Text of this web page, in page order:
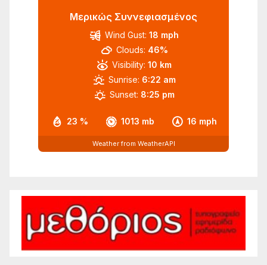
Μερικώς Συννεφιασμένος
23 % 1013 mb 16 mph
Wind Gust: 18 mph
Clouds: 46%
Visibility: 10 km
Sunrise: 6:22 am
Sunset: 8:25 pm
Weather from WeatherAPI